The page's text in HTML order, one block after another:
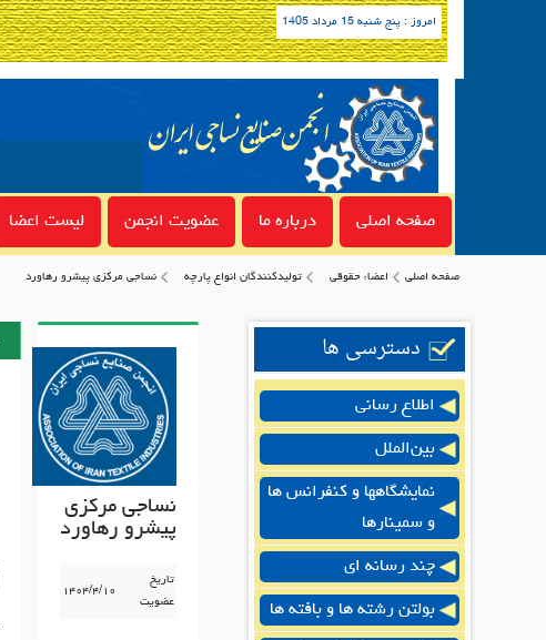
امروز : پنج شنبه 15 مرداد 1405
صفحه اصلی درباره ما عضویت انجمن لیست اعضا
صفحه اصلی اعضاء حقوقی تولیدکنندگان انواع پارچه نساجی مرکزی پیشرو رهاورد
دسترسی ها
اطلاع رسانی
بین‌الملل
نمایشگاهها و کنفرانس ها
و سمینارها
چند رسانه ای
بولتن رشته ها و بافته ها
نساجی مرکزی
پیشرو رهاورد
تاریخ
عضویت
۱۴۰۴/۴/۱۰